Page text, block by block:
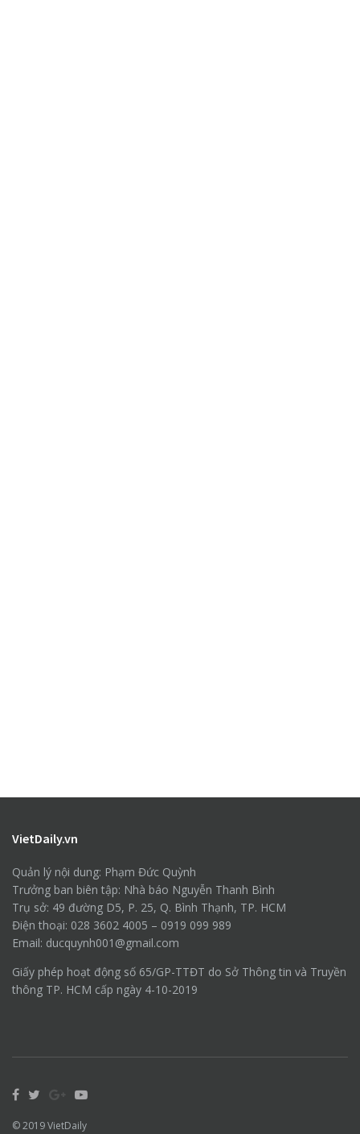
VietDaily.vn
Quản lý nội dung: Phạm Đức Quỳnh
Trưởng ban biên tập: Nhà báo Nguyễn Thanh Bình
Trụ sở: 49 đường D5, P. 25, Q. Bình Thạnh, TP. HCM
Điện thoại: 028 3602 4005 – 0919 099 989
Email: ducquynh001@gmail.com
Giấy phép hoạt động số 65/GP-TTĐT do Sở Thông tin và Truyền
thông TP. HCM cấp ngày 4-10-2019
© 2019VietDaily